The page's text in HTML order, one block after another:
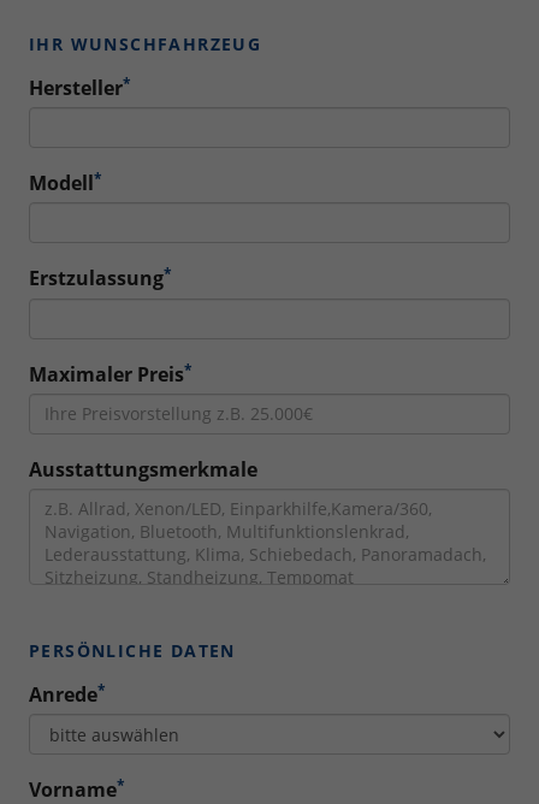
IHR WUNSCHFAHRZEUG
Hersteller*
Modell*
Erstzulassung*
Maximaler Preis*
Ausstattungsmerkmale
PERSÖNLICHE DATEN
Anrede*
Vorname*